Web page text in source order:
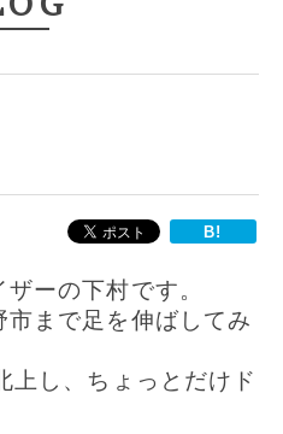
B!
ザーの下村です。
まで足を伸ばしてみ
上し、ちょっとだけド